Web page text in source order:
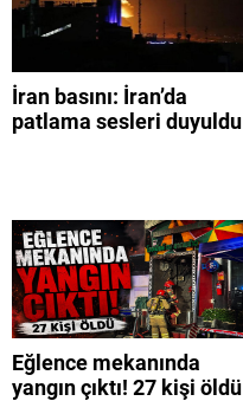
İran basını: İran’da
patlama sesleri duyuldu
Eğlence mekanında
yangın çıktı! 27 kişi öldü